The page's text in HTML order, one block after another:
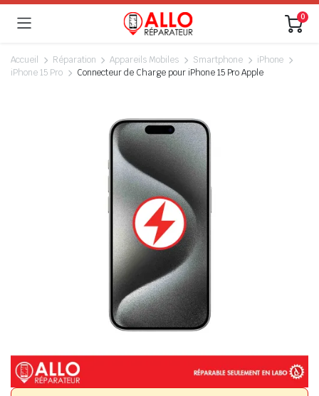
0
Accueil Réparation Appareils Mobiles Smartphone
iPhone
iPhone 15 Pro
Connecteur de Charge pour iPhone 15 Pro Apple